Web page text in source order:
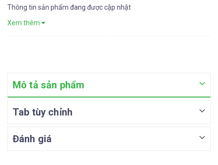
Thông tin sản phẩm đang được cập nhật
Xem thêm
Mô tả sản phẩm
Tab tùy chỉnh
Đánh giá